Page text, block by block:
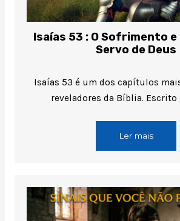
Isaías 53 : O Sofrimento e
Servo de Deus
Isaías 53 é um dos capítulos
reveladores da Bíblia. Escrito
Ler mais